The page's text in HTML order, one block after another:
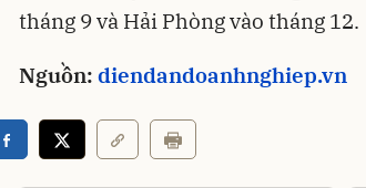
tháng 9 và Hải Phòng vào tháng 12.
Nguồn: diendandoanhnghiep.vn